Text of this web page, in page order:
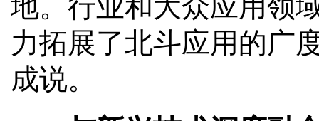
地。行业和大众应用领
力拓展了北斗应用的广
成说。